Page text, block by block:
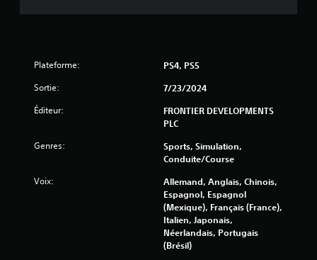
Plateforme: PS4, PS5
Sortie: 7/23/2024
Éditeur:
FRONTIER DEVELOPMENTS
PLC
Genres:
Sports, Simulation,
Conduite/course
Voix:
Allemand, Anglais, Chinois,
Espagnol, Espagnol
(Mexique), Français (France),
Italien, Japonais,
Néerlandais, Portugais
(Brésil)